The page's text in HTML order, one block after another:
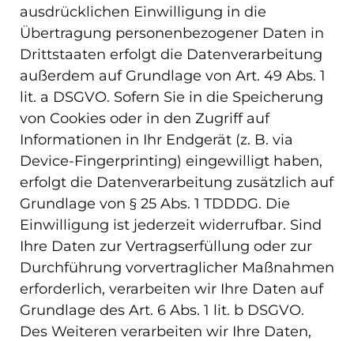
ausdrücklichen Einwilligung in die
Übertragung personenbezogener Daten in
Drittstaaten erfolgt die Datenverarbeitung
außerdem auf Grundlage von Art. 49 Abs. 1
lit. a DSGVO. Sofern Sie in die Speicherung
von Cookies oder in den Zugriff auf
Informationen in Ihr Endgerät (z. B. via
Device-Fingerprinting) eingewilligt haben,
erfolgt die Datenverarbeitung zusätzlich auf
Grundlage von § 25 Abs. 1 TDDDG. Die
Einwilligung ist jederzeit widerrufbar. Sind
Ihre Daten zur Vertragserfüllung oder zur
Durchführung vorvertraglicher Maßnahmen
erforderlich, verarbeiten wir Ihre Daten auf
Grundlage des Art. 6 Abs. 1 lit. b DSGVO.
Des Weiteren verarbeiten wir Ihre Daten,